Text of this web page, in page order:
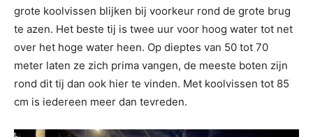
grote koolvissen blijken bij voorkeur rond de grote brug
te azen. Het beste tij is twee uur voor hoog water tot net
over het hoge water heen. Op dieptes van 50 tot 70
meter laten ze zich prima vangen, de meeste boten zijn
rond dit tij dan ook hier te vinden. Met koolvissen tot 85
cm is iedereen meer dan tevreden.